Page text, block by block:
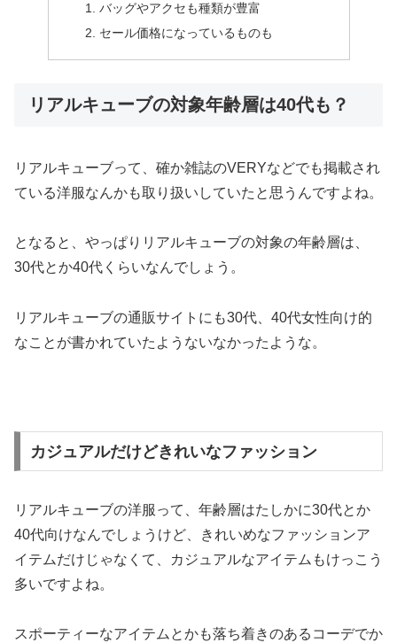
バッグやアクセも種類が豊富
セール価格になっているものも
リアルキューブの対象年齢層は40代も？
リアルキューブって、確か雑誌のVERYなどでも掲載され
ている洋服なんかも取り扱いしていたと思うんですよね。
となると、やっぱりリアルキューブの対象の年齢層は、
30代とか40代くらいなんでしょう。
リアルキューブの通販サイトにも30代、40代女性向け的
なことが書かれていたようないなかったような。
カジュアルだけどきれいなファッション
リアルキューブの洋服って、年齢層はたしかに30代とか
40代向けなんでしょうけど、きれいめなファッションア
イテムだけじゃなくて、カジュアルなアイテムもけっこう
多いですよね。
スポーティーなアイテムとかも落ち着きのあるコーデでか